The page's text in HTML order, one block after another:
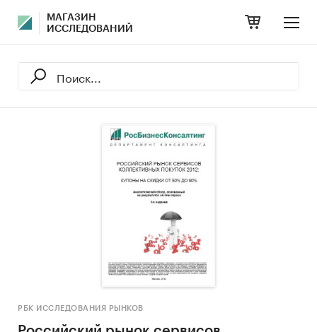
МАГАЗИН
ИССЛЕДОВАНИЙ
РБК ИССЛЕДОВАНИЯ РЫНКОВ